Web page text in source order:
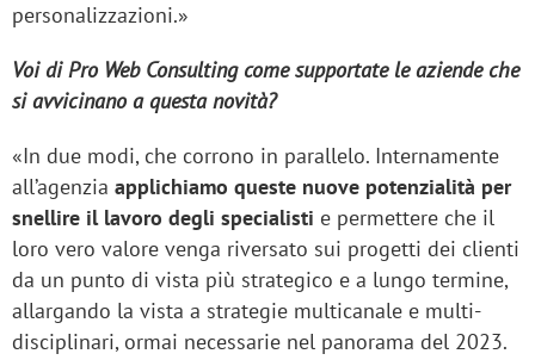
personalizzazioni.»
Voi di Pro Web Consulting come supportate le aziende che
si avvicinano a questa novità?
«In due modi, che corrono in parallelo. Internamente
all’agenzia applichiamo queste nuove potenzialità per
snellire il lavoro degli specialisti e permettere che il
loro vero valore venga riversato sui progetti dei clienti
da un punto di vista più strategico e a lungo termine,
allargando la vista a strategie multicanale e multi-
disciplinari, ormai necessarie nel panorama del 2023.